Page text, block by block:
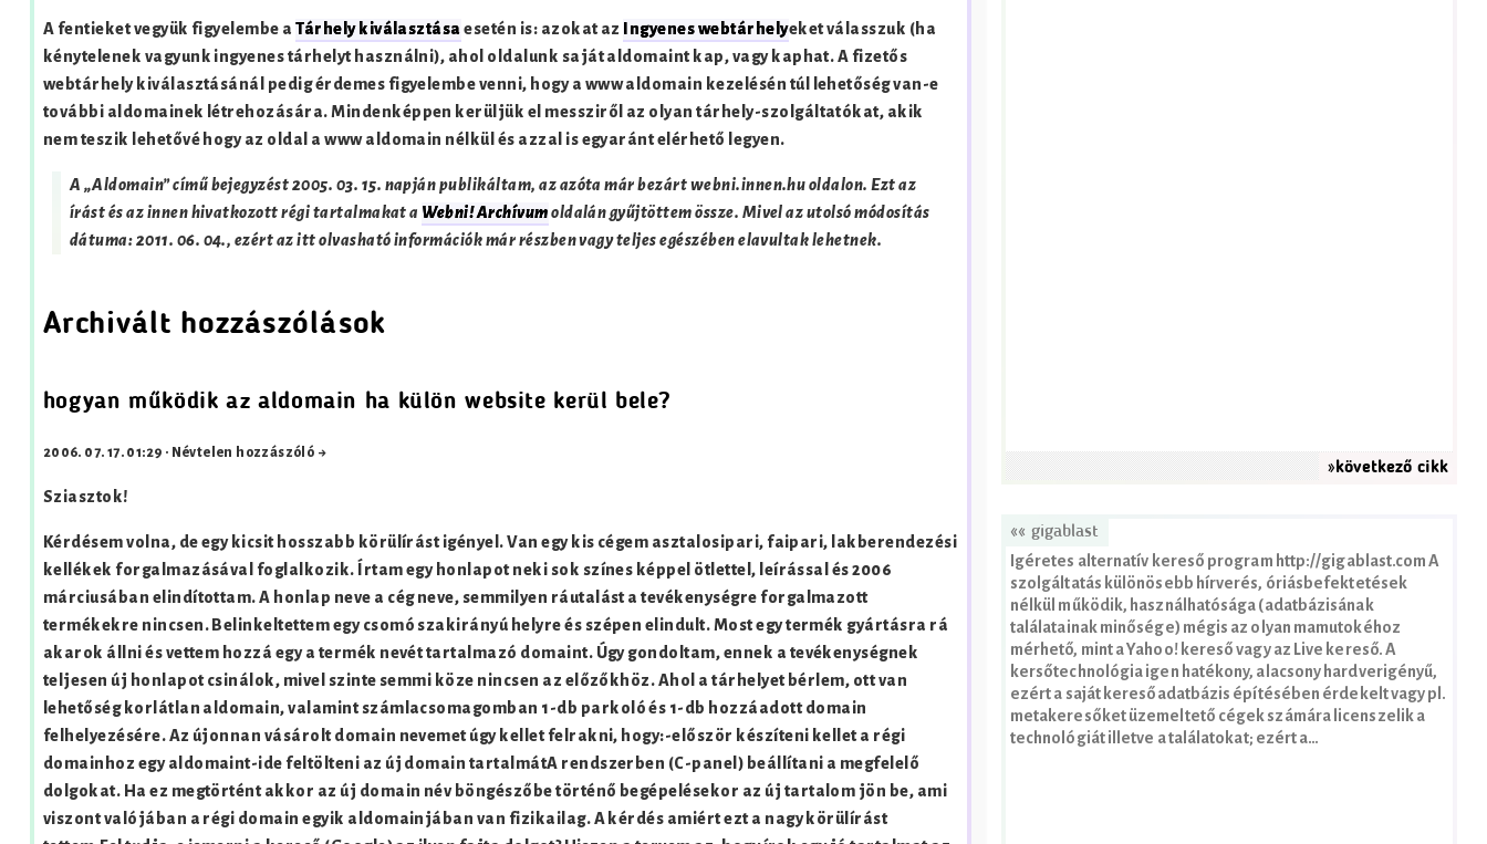
A fentieket vegyük figyelembe aTárhely kiválasztásaesetén is: azokat az Ingyenes webtárhelyeket válasszuk (ha
kénytelenek vagyunk ingyenes tárhelyt használni), ahol oldalunk saját aldomaint kap, vagy kaphat. A fizetős
webtárhely kiválasztásánál pedig érdemes figyelembe venni, hogy a www aldomain kezelésén túl lehetőség van-e
további aldomainek létrehozására. Mindenképpen kerüljük el messziről az olyan tárhely-szolgáltatókat, akik
nem teszik lehetővé hogy az oldal a www aldomain nélkül és azzal is egyaránt elérhető legyen.
A „Aldomain” című bejegyzést2005. 03. 15. napján publikáltam, az azóta már bezárt webni.innen.hu oldalon. Ezt az
írást és az innen hivatkozott régi tartalmakat a Webni! Archívumoldalán gyűjtöttem össze. Mivel az utolsó módosítás
dátuma:2011. 06. 04., ezért az itt olvasható információk már részben vagy teljes egészében elavultak lehetnek.
Archivált hozzászólások
hogyan működik az aldomain ha külön website kerül bele?
2006. 07. 17. 01:29 · Névtelen hozzászóló →
Sziasztok!
Kérdésem volna, de egy kicsit hosszabb körülírást igényel. Van egy kis cégem asztalosipari, faipari, lakberendezési
kellékek forgalmazásával foglalkozik. Írtam egy honlapot neki sok színes képpel ötlettel, leírással és 2006
márciusában elindítottam. A honlap neve a cég neve, semmilyen ráutalást a tevékenységre forgalmazott
termékekre nincsen. Belinkeltettem egy csomó szakirányú helyre és szépen elindult. Most egy termék gyártásra rá
akarok állni és vettem hozzá egy a termék nevét tartalmazó domaint. Úgy gondoltam, ennek a tevékenységnek
teljesen új honlapot csinálok, mivel szinte semmi köze nincsen az előzőkhöz. Ahol a tárhelyet bérlem, ott van
lehetőség korlátlan aldomain, valamint számlacsomagomban 1-db parkoló és 1-db hozzáadott domain
felhelyezésére. Az újonnan vásárolt domain nevemet úgy kellet felrakni, hogy:-először készíteni kellet a régi
domainhoz egy aldomaint-ide feltölteni az új domain tartalmátA rendszerben (C-panel) beállítani a megfelelő
dolgokat. Ha ez megtörtént akkor az új domain név böngészőbe történő begépelésekor az új tartalom jön be, ami
viszont valójában a régi domain egyik aldomainjában van fizikailag. A kérdés amiért ezt a nagy körülírást
»következő cikk
«« gigablast
Igéretes alternatív kereső program http://gigablast.com A
szolgáltatás különösebb hírverés, óriásbefektetések
nélkül működik, használhatósága (adatbázisának
találatainak minősége) mégis az olyan mamutokéhoz
mérhető, mint a Yahoo! kereső vagy az Live kereső. A
kersőtechnológia igen hatékony, alacsony hardverigényű,
ezért a saját keresőadatbázis építésében érdekelt vagy pl.
metakeresőket üzemeltető cégek számára licenszelik a
technológiát illetve a találatokat; ezért a…